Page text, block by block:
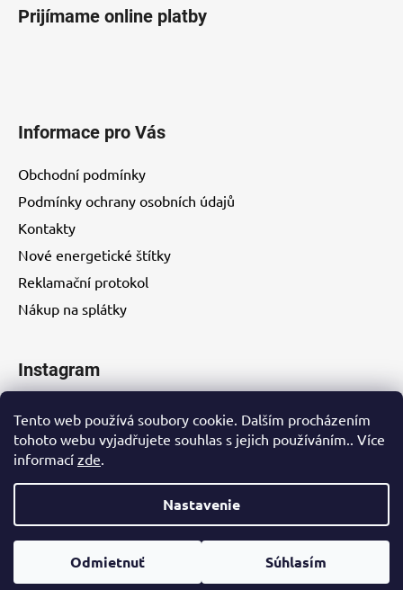
Tento web používá soubory cookie. Dalším procházením
tohoto webu vyjadřujete souhlas s jejich používáním.. Více
informací zde.
Nastavenie
Odmietnuť Súhlasím
Prijímame online platby
Informace pro Vás
Obchodní podmínky
Podmínky ochrany osobních údajů
Kontakty
Nové energetické štítky
Reklamační protokol
Nákup na splátky
Instagram
Vytvoril Shoptet
Copyright 2026Eurohity s.r.o.
. Všetky práva vyhradené.